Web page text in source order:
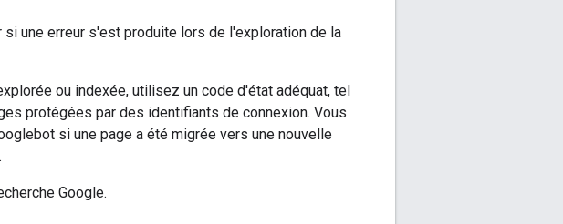
si une erreur s'est produite lors de l'exploration de la
ou indexée, utilisez un code d'état adéquat, tel
protégées par des identifiants de connexion. Vous
si une page a été migrée vers une nouvelle
Google.